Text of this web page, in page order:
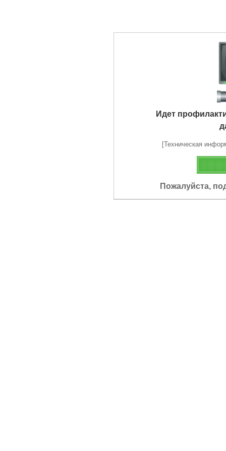
Идет
[Техническая
Пожалуйста,